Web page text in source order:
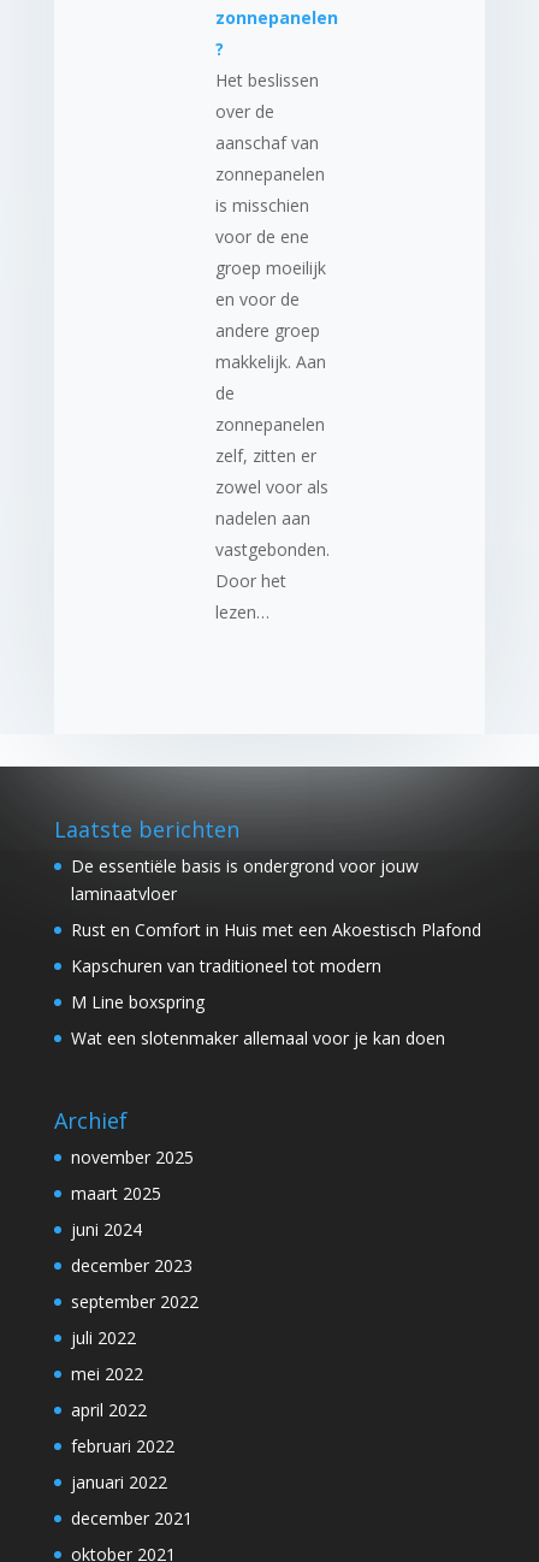
zonnepanelen
?
Het beslissen
over de
aanschaf van
zonnepanelen
is misschien
voor de ene
groep moeilijk
en voor de
andere groep
makkelijk. Aan
de
zonnepanelen
zelf, zitten er
zowel voor als
nadelen aan
vastgebonden.
Door het
lezen…
Laatste berichten
De essentiële basis is ondergrond voor jouw
laminaatvloer
Rust en Comfort in Huis met een Akoestisch Plafond
Kapschuren van traditioneel tot modern
M Line boxspring
Wat een slotenmaker allemaal voor je kan doen
Archief
november 2025
maart 2025
juni 2024
december 2023
september 2022
juli 2022
mei 2022
april 2022
februari 2022
januari 2022
december 2021
oktober 2021